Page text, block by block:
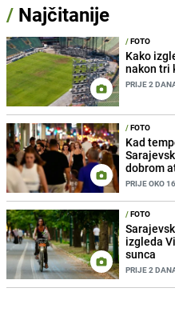
/ Najčitanije
/FOTO
Kako
nakon tri
PRIJE 2
/FOTO
Kad
dobrom
PRIJE OKO
/FOTO
izgleda
sunca
PRIJE 2